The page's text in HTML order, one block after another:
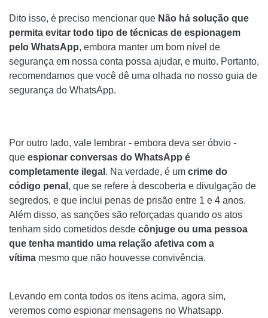
Dito isso, é preciso mencionar que Não há solução que
permita evitar todo tipo de técnicas de espionagem
pelo WhatsApp, embora manter um bom nível de
segurança em nossa conta possa ajudar, e muito. Portanto,
recomendamos que você dê uma olhada no nosso guia de
segurança do WhatsApp.
Por outro lado, vale lembrar - embora deva ser óbvio -
que espionar conversas do WhatsApp é
completamente ilegal . Na verdade, é um crime do
código penal , que se refere à descoberta e divulgação de
segredos, e que inclui penas de prisão entre 1 e 4 anos.
Além disso, as sanções são reforçadas quando os atos
tenham sido cometidos desde cônjuge ou uma pessoa
que tenha mantido uma relação afetiva com a
vítima mesmo que não houvesse convivência.
Levando em conta todos os itens acima, agora sim,
veremos como espionar mensagens no Whatsapp.